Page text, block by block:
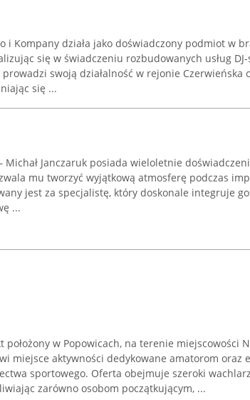
i Kompany działa jako doświadczony podmiot w
się w świadczeniu rozbudowanych usług
prowadzi swoją działalność w rejonie Czerwieńska
się ...
Michał Janczaruk posiada wieloletnie
mu tworzyć wyjątkową atmosferę podczas
jest za specjalistę, który doskonale integruje
...
położony w Popowicach, na terenie miejscowości
miejsce aktywności dedykowane amatorom oraz
sportowego. Oferta obejmuje szeroki
zarówno osobom początkującym, ...